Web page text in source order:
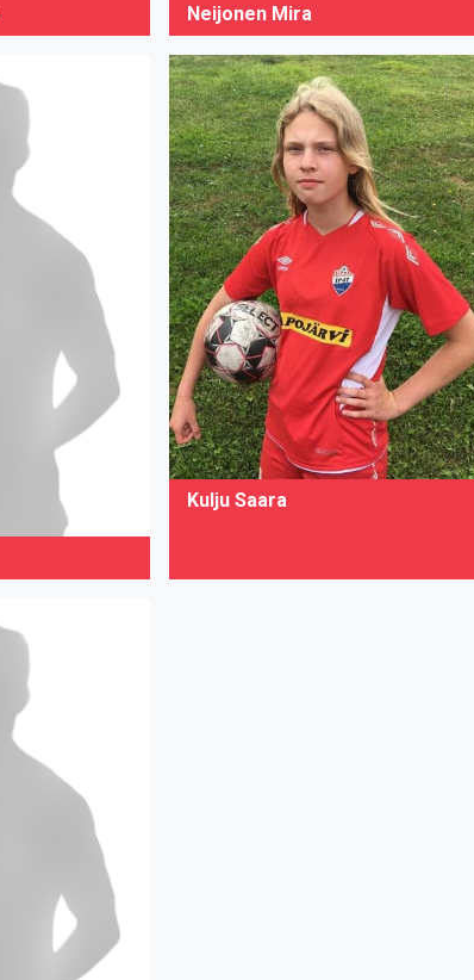
Neijonen Mira
Kulju Saara